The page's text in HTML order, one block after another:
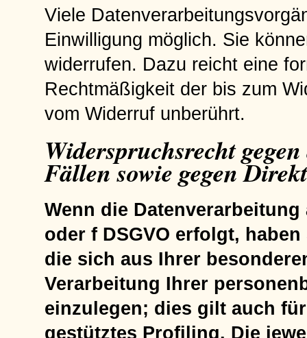
Viele
Einwilligung möglich. Sie
widerrufen. Dazu reicht eine
Rechtmäßigkeit der bis zum
vom Widerruf unberührt.
Widerspruchsrecht
Fällen sowie gegen
Wenn die
oder f DSGVO erfolgt,
die sich aus Ihrer
Verarbeitung Ihrer
einzulegen; dies gilt auch
gestütztes Profiling. Die